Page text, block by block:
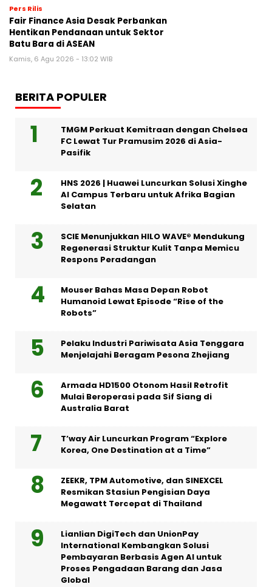
Pers Rilis
Fair Finance Asia Desak Perbankan
Hentikan Pendanaan untuk Sektor
Batu Bara di ASEAN
Kamis, 6 Agu 2026 - 13:02 WIB
BERITA POPULER
TMGM Perkuat Kemitraan dengan Chelsea
FC Lewat Tur Pramusim 2026 di Asia-
Pasifik
HNS 2026 | Huawei Luncurkan Solusi Xinghe
AI Campus Terbaru untuk Afrika Bagian
Selatan
SCIE Menunjukkan HILO WAVE® Mendukung
Regenerasi Struktur Kulit Tanpa Memicu
Respons Peradangan
Mouser Bahas Masa Depan Robot
Humanoid Lewat Episode “Rise of the
Robots”
Pelaku Industri Pariwisata Asia Tenggara
Menjelajahi Beragam Pesona Zhejiang
Armada HD1500 Otonom Hasil Retrofit
Mulai Beroperasi pada Sif Siang di
Australia Barat
T’way Air Luncurkan Program “Explore
Korea, One Destination at a Time”
ZEEKR, TPM Automotive, dan SINEXCEL
Resmikan Stasiun Pengisian Daya
Megawatt Tercepat di Thailand
Lianlian DigiTech dan UnionPay
International Kembangkan Solusi
Pembayaran Berbasis Agen AI untuk
Proses Pengadaan Barang dan Jasa
Global